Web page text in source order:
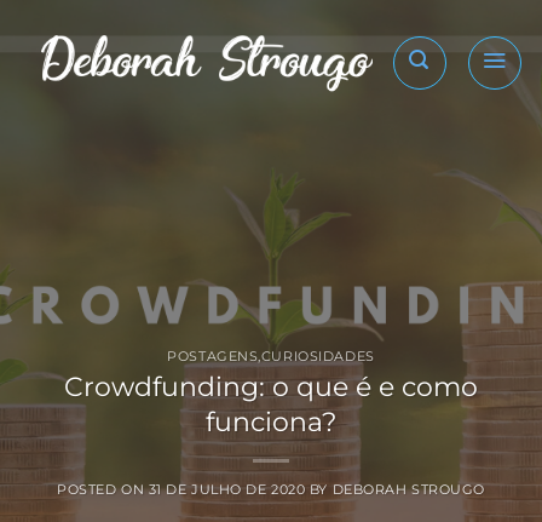
content
POSTAGENS CURIOSIDADES
Crowdfunding: o que é e como
funciona?
POSTED ON31 DE JULHO DE 2020 BY DEBORAH STROUGO